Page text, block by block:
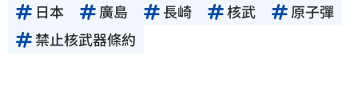
日本 廣島 長崎 核武
原子彈
禁止核武器條約